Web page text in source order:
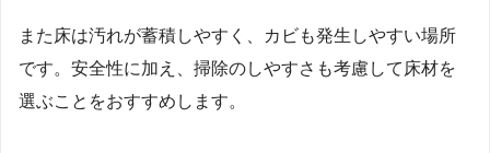
また床は汚れが蓄積しやすく、カビも発生しやすい場所
です。安全性に加え、掃除のしやすさも考慮して床材を
選ぶことをおすすめします。